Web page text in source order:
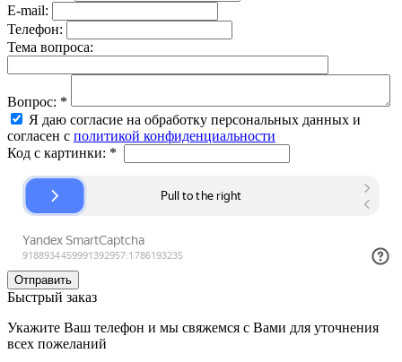
E-mail:
Телефон:
Тема вопроса:
Вопрос: *
Я даю согласие на обработку персональных данных и
согласен с политикой конфиденциальности
Код с картинки: *
Быстрый заказ
Укажите Ваш телефон и мы свяжемся с Вами для уточнения
всех пожеланий